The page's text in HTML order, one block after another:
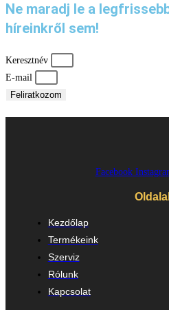
Ne maradj le a
híreinkről sem!
Keresztnév
E-mail
Feliratkozom
Facebook
Kezdőlap
Termékeink
Szerviz
Rólunk
Kapcsolat